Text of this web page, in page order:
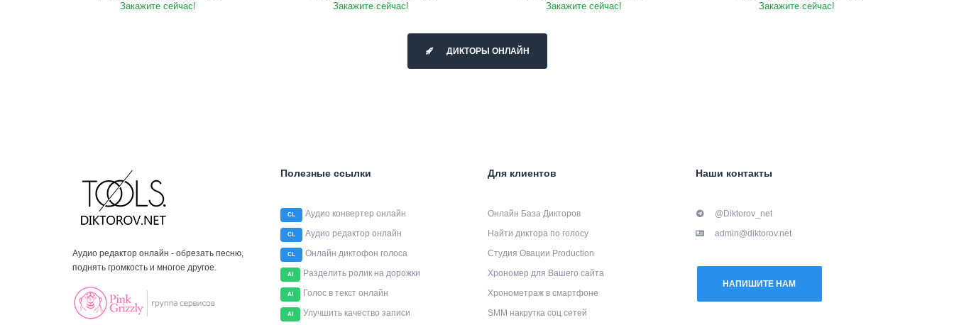
Закажите сейчас!
Закажите сейчас!
Закажите сейчас!
Закажите сейчас!
ДИКТОРЫ ОНЛАЙН
Аудио редактор онлайн - обрезать песню,
поднять громкость и многое другое.
Полезные ссылки
CL Аудио конвертер онлайн
CL Аудио редактор онлайн
CL Онлайн диктофон голоса
AI Разделить ролик на дорожки
AI Голос в текст онлайн
AI Улучшить качество записи
Для клиентов
Онлайн База Дикторов
Найти диктора по голосу
Студия Овации Production
Хрономер для Вашего сайта
Хронометраж в смартфоне
SMM накрутка соц сетей
Наши контакты
@Diktorov_net
admin@diktorov.net
НАПИШИТЕ НАМ